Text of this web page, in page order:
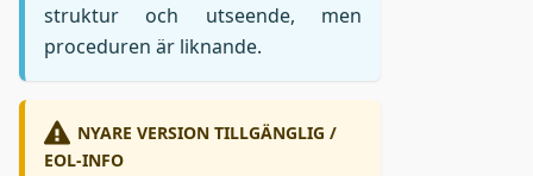
struktur och utseende, men
proceduren är liknande.
NYARE VERSION TILLGÄNGLIG /
EOL-INFO